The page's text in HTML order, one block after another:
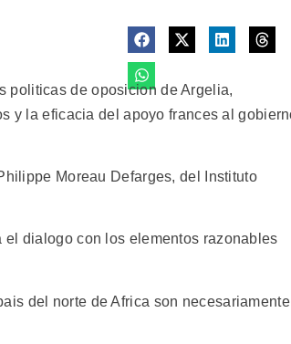
politicas de oposicion de Argelia,
y la eficacia del apoyo frances al
Moreau Defarges, del Instituto
dialogo con los elementos razonables
del norte de Africa son necesariamente